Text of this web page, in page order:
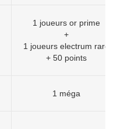
1 joueurs or prime
+
1 joueurs electrum rare
+ 50 points
1 méga